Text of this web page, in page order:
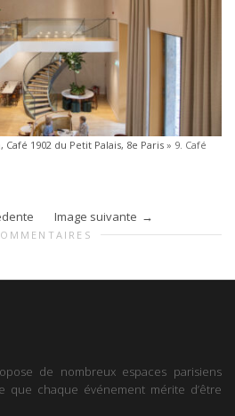
1902 du Petit Palais, 8e Paris » 9. Café
Image suivante
de nombreux espaces parisiens
que chaque événement mérite d’être